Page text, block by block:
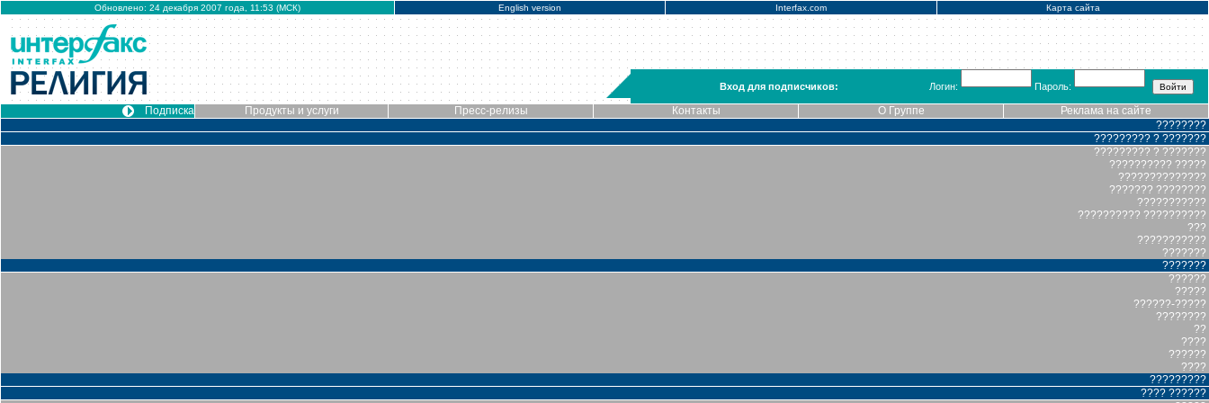
Обновлено: 24 декабря 2007 года, 11:53 (МСК) English version Interfax.com Карта сайта
Вход для подписчиков: Логин: Пароль:
Подписка Продукты и услуги Пресс-релизы Контакты О Группе
Реклама на сайте
????????
????????? ? ???????
????????? ? ???????
?????????? ?????
??????????????
??????? ????????
???????????
?????????? ??????????
???
???????????
???????
???????
??????
?????
??????-?????
????????
??
????
??????
????
?????????
???? ??????